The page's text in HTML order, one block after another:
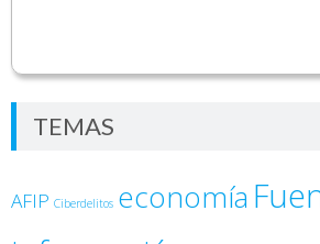
TEMAS
AFIP Ciberdelitos economía